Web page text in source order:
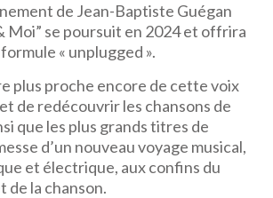
de Jean-Baptiste Guégan
Moi” se poursuit en 2024 et offrira
« unplugged ».
plus proche encore de cette voix
de redécouvrir les chansons de
que les plus grands titres de
d’un nouveau voyage musical,
et électrique, aux confins du
de la chanson.